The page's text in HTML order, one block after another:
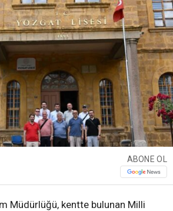
ABONE OL
Müdürlüğü, kentte bulunan Milli